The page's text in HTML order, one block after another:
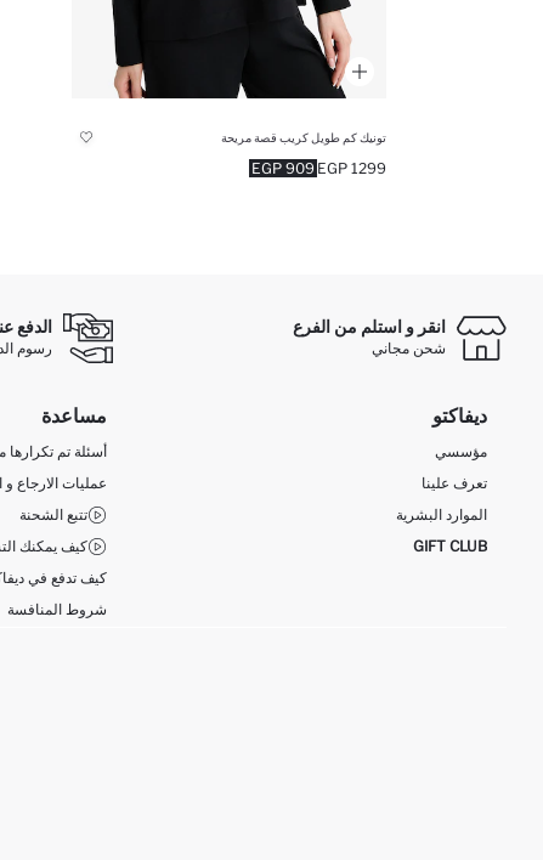
تونيك كم طويل كريب قصة مريحة
909 EGP 1299 EGP
انقر و استلم من الفرع
شحن مجاني
الدفع
رسوم
ديفاكتو
مؤسسي
تعرف علينا
الموارد البشرية
GIFT CLUB
مساعدة
أسئلة تم تكرارها
عمليات الارجاع و
تتبع الشحنة
كيف يمكنك
كيف تدفع في
شروط المنافسة